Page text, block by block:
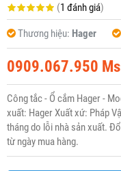
(1 đánh giá)
Thương hiệu: Hager
0909.067.950
Công tắc - Ổ cắm Hager -
xuất: Hager Xuất xứ: Pháp
tháng do lỗi nhà sản xuất.
từ ngày mua hàng.